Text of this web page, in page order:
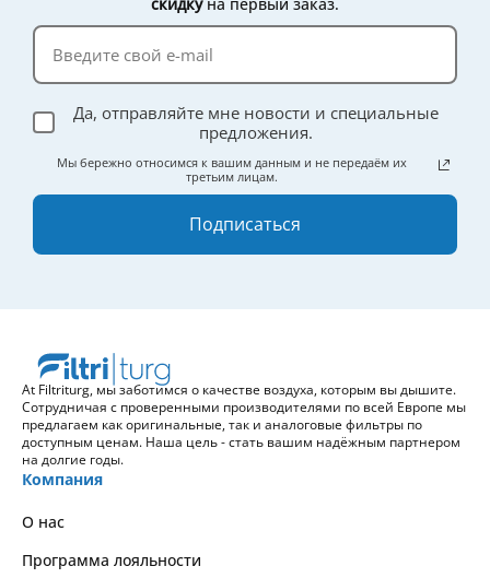
Да, отправляйте мне новости и специальные
предложения.
Мы бережно относимся к вашим данным и не передаём их
третьим лицам.
Подписаться
At Filtriturg, мы заботимся о качестве воздуха, которым вы дышите.
Сотрудничая с проверенными производителями по всей Европе мы
предлагаем как оригинальные, так и аналоговые фильтры по
доступным ценам. Наша цель - стать вашим надёжным партнером
на долгие годы.
Компания
О нас
Программа лояльности